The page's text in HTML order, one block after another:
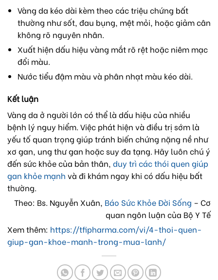
Vàng da kéo dài kèm theo các triệu chứng bất
thường như sốt, đau bụng, mệt mỏi, hoặc giảm cân
không rõ nguyên nhân.
Xuất hiện dấu hiệu vàng mắt rõ rệt hoặc niêm mạc
đổi màu.
Nước tiểu đậm màu và phân nhạt màu kéo dài.
Kết luận
Vàng da ở người lớn có thể là dấu hiệu của nhiều
bệnh lý nguy hiểm. Việc phát hiện và điều trị sớm là
yếu tố quan trọng giúp tránh biến chứng nặng nề như
xơ gan, ung thư gan hoặc suy đa tạng. Hãy luôn chú ý
đến sức khỏe của bản thân, duy trì các thói quen giúp
gan khỏe mạnh và đi khám ngay khi có dấu hiệu bất
thường.
Theo: Bs. Nguyễn Xuân, Báo Sức Khỏe Đời Sống – Cơ
quan ngôn luận của Bộ Y Tế
Xem thêm: https://tfipharma.com/vi/4-thoi-quen-
giup-gan-khoe-manh-trong-mua-lanh/